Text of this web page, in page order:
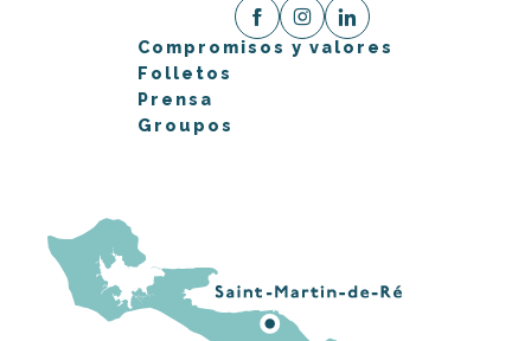
Compromisos y valores
Folletos
Prensa
Groupos